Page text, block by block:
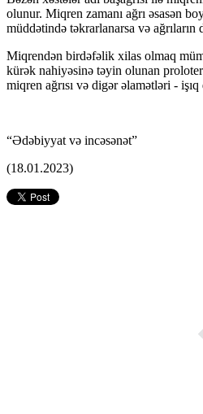
olunur. Miqren zamanı ağrı əsasən
müddətində təkrarlanarsa və
Miqrendən birdəfəlik xilas olmaq
kürək nahiyəsinə təyin olunan
miqren ağrısı və digər əlamətləri -
“Ədəbiyyat və incəsənət”
(18.01.2023)